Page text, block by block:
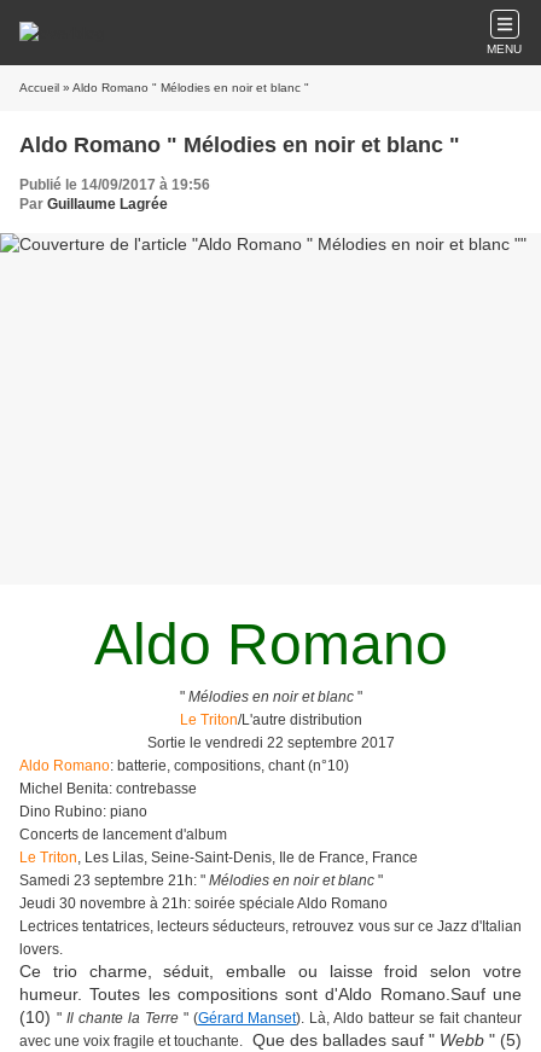
MENU
Accueil » Aldo Romano " Mélodies en noir et blanc "
Aldo Romano " Mélodies en noir et blanc "
Publié le 14/09/2017 à 19:56
Par Guillaume Lagrée
Aldo Romano
" Mélodies en noir et blanc"
Le Triton/L'autre distribution
Sortie le vendredi 22 septembre 2017
Aldo Romano: batterie, compositions, chant (n°10)
Michel Benita: contrebasse
Dino Rubino: piano
Concerts de lancement d'album
Le Triton, Les Lilas, Seine-Saint-Denis, Ile de France, France
Samedi 23 septembre 21h: " Mélodies en noir et blanc "
Jeudi 30 novembre à 21h: soirée spéciale Aldo Romano
Lectrices tentatrices, lecteurs séducteurs, retrouvez vous sur ce Jazz d'Italian
lovers.
Ce trio charme, séduit, emballe ou laisse froid selon votre
humeur. Toutes les compositions sont d'Aldo Romano.Sauf une
(10) " Il chante la Terre" (Gérard Manset). Là, Aldo batteur se fait chanteur
avec une voix fragile et touchante. Que des ballades sauf " Webb " (5)